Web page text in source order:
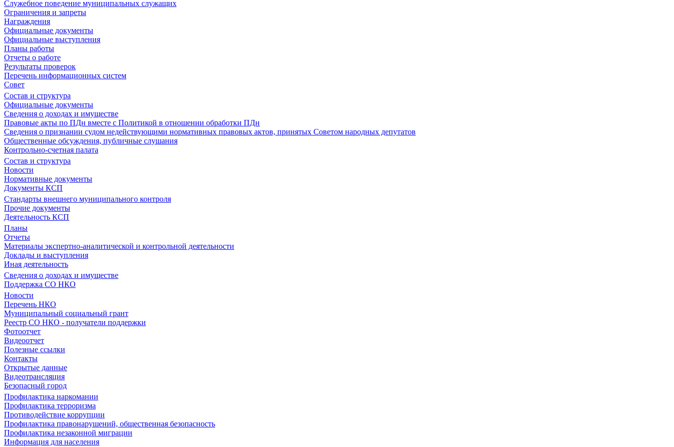
Служебное поведение муниципальных служащих
Ограничения и запреты
Награждения
Официальные документы
Официальные выступления
Планы работы
Отчеты о работе
Результаты проверок
Перечень информационных систем
Совет
Состав и структура
Официальные документы
Сведения о доходах и имуществе
Правовые акты по ПДн вместе с Политикой в отношении обработки ПДн
Сведения о признании судом недействующими нормативных правовых актов, принятых Советом народных депутатов
Общественные обсуждения, публичные слушания
Контрольно-счетная палата
Состав и структура
Новости
Нормативные документы
Документы КСП
Стандарты внешнего муниципального контроля
Прочие документы
Деятельность КСП
Планы
Отчеты
Материалы экспертно-аналитической и контрольной деятельности
Доклады и выступления
Иная деятельность
Сведения о доходах и имуществе
Поддержка СО НКО
Новости
Перечень НКО
Муниципальный социальный грант
Реестр СО НКО - получатели поддержки
Фотоотчет
Видеоотчет
Полезные ссылки
Контакты
Открытые данные
Видеотрансляция
Безопасный город
Профилактика наркомании
Профилактика терроризма
Противодействие коррупции
Профилактика правонарушений, общественная безопасность
Профилактика незаконной миграции
Информация для населения